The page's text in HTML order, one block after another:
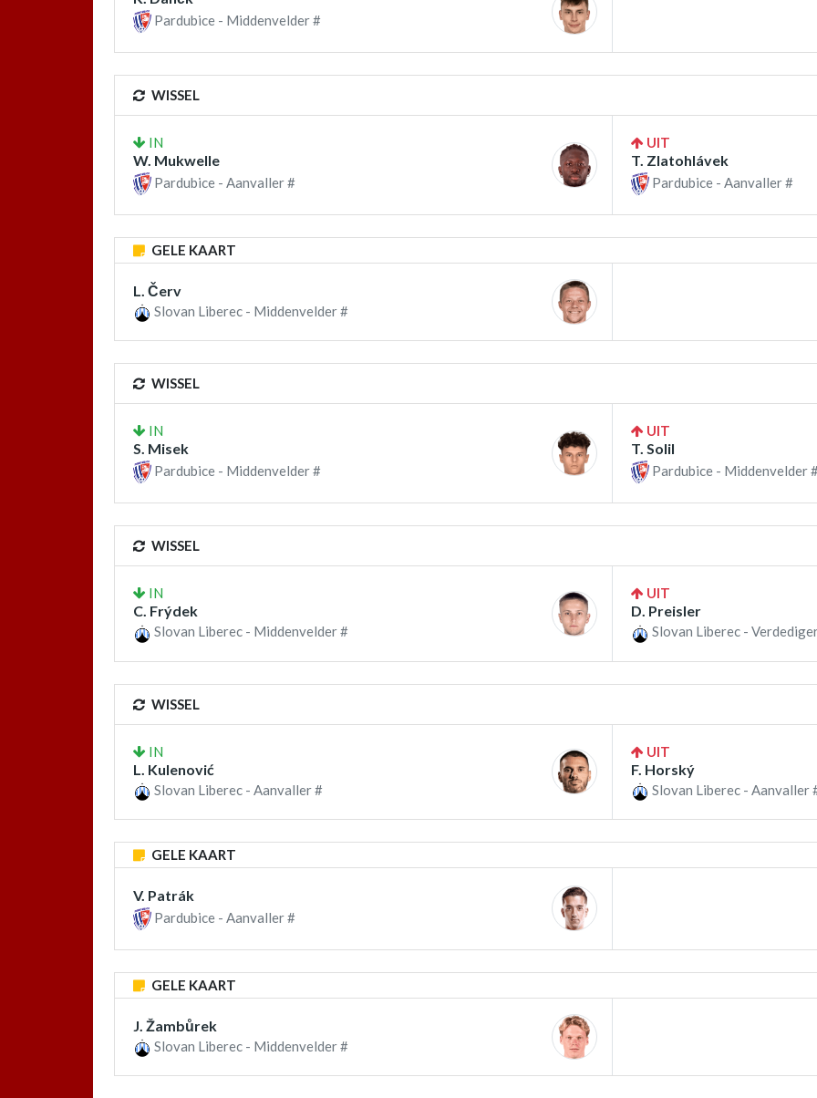
Pardubice - Middenvelder #
WISSEL
IN
W. Mukwelle
Pardubice - Aanvaller #
UIT
T. Zlatohlávek
Pardubice - Aanvaller #
GELE KAART
L. Červ
Slovan Liberec - Middenvelder #
WISSEL
IN
S. Misek
Pardubice - Middenvelder #
UIT
T. Solil
Pardubice - Middenvelder
WISSEL
IN
C. Frýdek
Slovan Liberec - Middenvelder #
UIT
D. Preisler
Slovan Liberec -
WISSEL
IN
L. Kulenović
Slovan Liberec - Aanvaller #
UIT
F. Horský
Slovan Liberec - Aanvaller
GELE KAART
V. Patrák
Pardubice - Aanvaller #
GELE KAART
J. Žambůrek
Slovan Liberec - Middenvelder #